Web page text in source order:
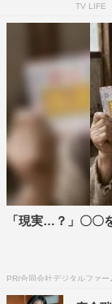
TV LIFE
「現実…？」〇〇
PR(合同会社デジタルファー